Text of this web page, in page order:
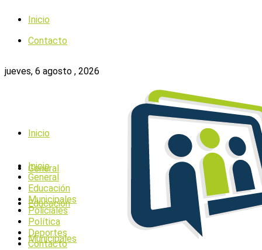
Inicio
Contacto
jueves, 6 agosto , 2026
Inicio
General
Educación
Municipales
Inicio
General
Educación
Municipales
Policiales
Política
Deportes
Contacto